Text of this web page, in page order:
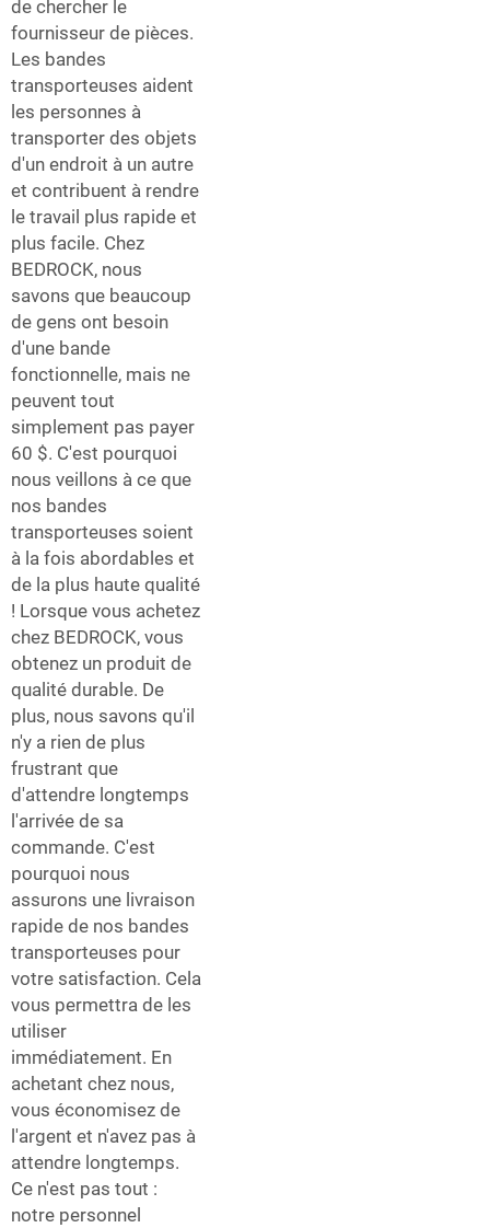
de chercher le
fournisseur de pièces.
Les bandes
transporteuses aident
les personnes à
transporter des objets
d'un endroit à un autre
et contribuent à rendre
le travail plus rapide et
plus facile. Chez
BEDROCK, nous
savons que beaucoup
de gens ont besoin
d'une bande
fonctionnelle, mais ne
peuvent tout
simplement pas payer
60 $. C'est pourquoi
nous veillons à ce que
nos bandes
transporteuses soient
à la fois abordables et
de la plus haute qualité
! Lorsque vous achetez
chez BEDROCK, vous
obtenez un produit de
qualité durable. De
plus, nous savons qu'il
n'y a rien de plus
frustrant que
d'attendre longtemps
l'arrivée de sa
commande. C'est
pourquoi nous
assurons une livraison
rapide de nos bandes
transporteuses pour
votre satisfaction. Cela
vous permettra de les
utiliser
immédiatement. En
achetant chez nous,
vous économisez de
l'argent et n'avez pas à
attendre longtemps.
Ce n'est pas tout :
notre personnel